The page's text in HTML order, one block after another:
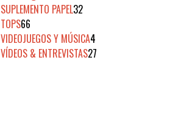
SUPLEMENTO PAPEL32
TOPS66
VIDEOJUEGOS Y MÚSICA4
VÍDEOS & ENTREVISTAS27